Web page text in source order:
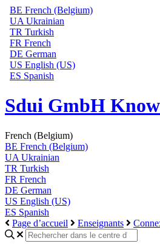
BE French (Belgium)
UA Ukrainian
TR Turkish
FR French
DE German
US English (US)
ES Spanish
Sdui GmbH
French (Belgium)
BE French (Belgium)
UA Ukrainian
TR Turkish
FR French
DE German
US English (US)
ES Spanish
Page d’accueil
Enseignants